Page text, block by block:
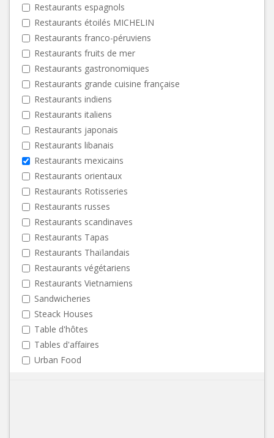
Restaurants espagnols
Restaurants étoilés MICHELIN
Restaurants franco-péruviens
Restaurants fruits de mer
Restaurants gastronomiques
Restaurants grande cuisine française
Restaurants indiens
Restaurants italiens
Restaurants japonais
Restaurants libanais
Restaurants mexicains
Restaurants orientaux
Restaurants Rotisseries
Restaurants russes
Restaurants scandinaves
Restaurants Tapas
Restaurants Thaïlandais
Restaurants végétariens
Restaurants Vietnamiens
Sandwicheries
Steack Houses
Table d'hôtes
Tables d'affaires
Urban Food